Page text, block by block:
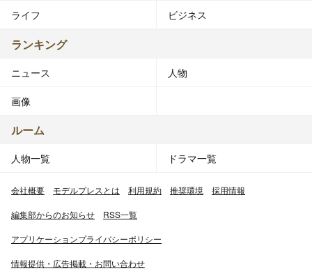
ライフ ビジネス
ランキング
ニュース 人物
画像
ルーム
人物一覧 ドラマ一覧
会社概要 モデルプレスとは 利用規約 推奨環境 採用情報
編集部からのお知らせ RSS一覧
アプリケーションプライバシーポリシー
情報提供・広告掲載・お問い合わせ